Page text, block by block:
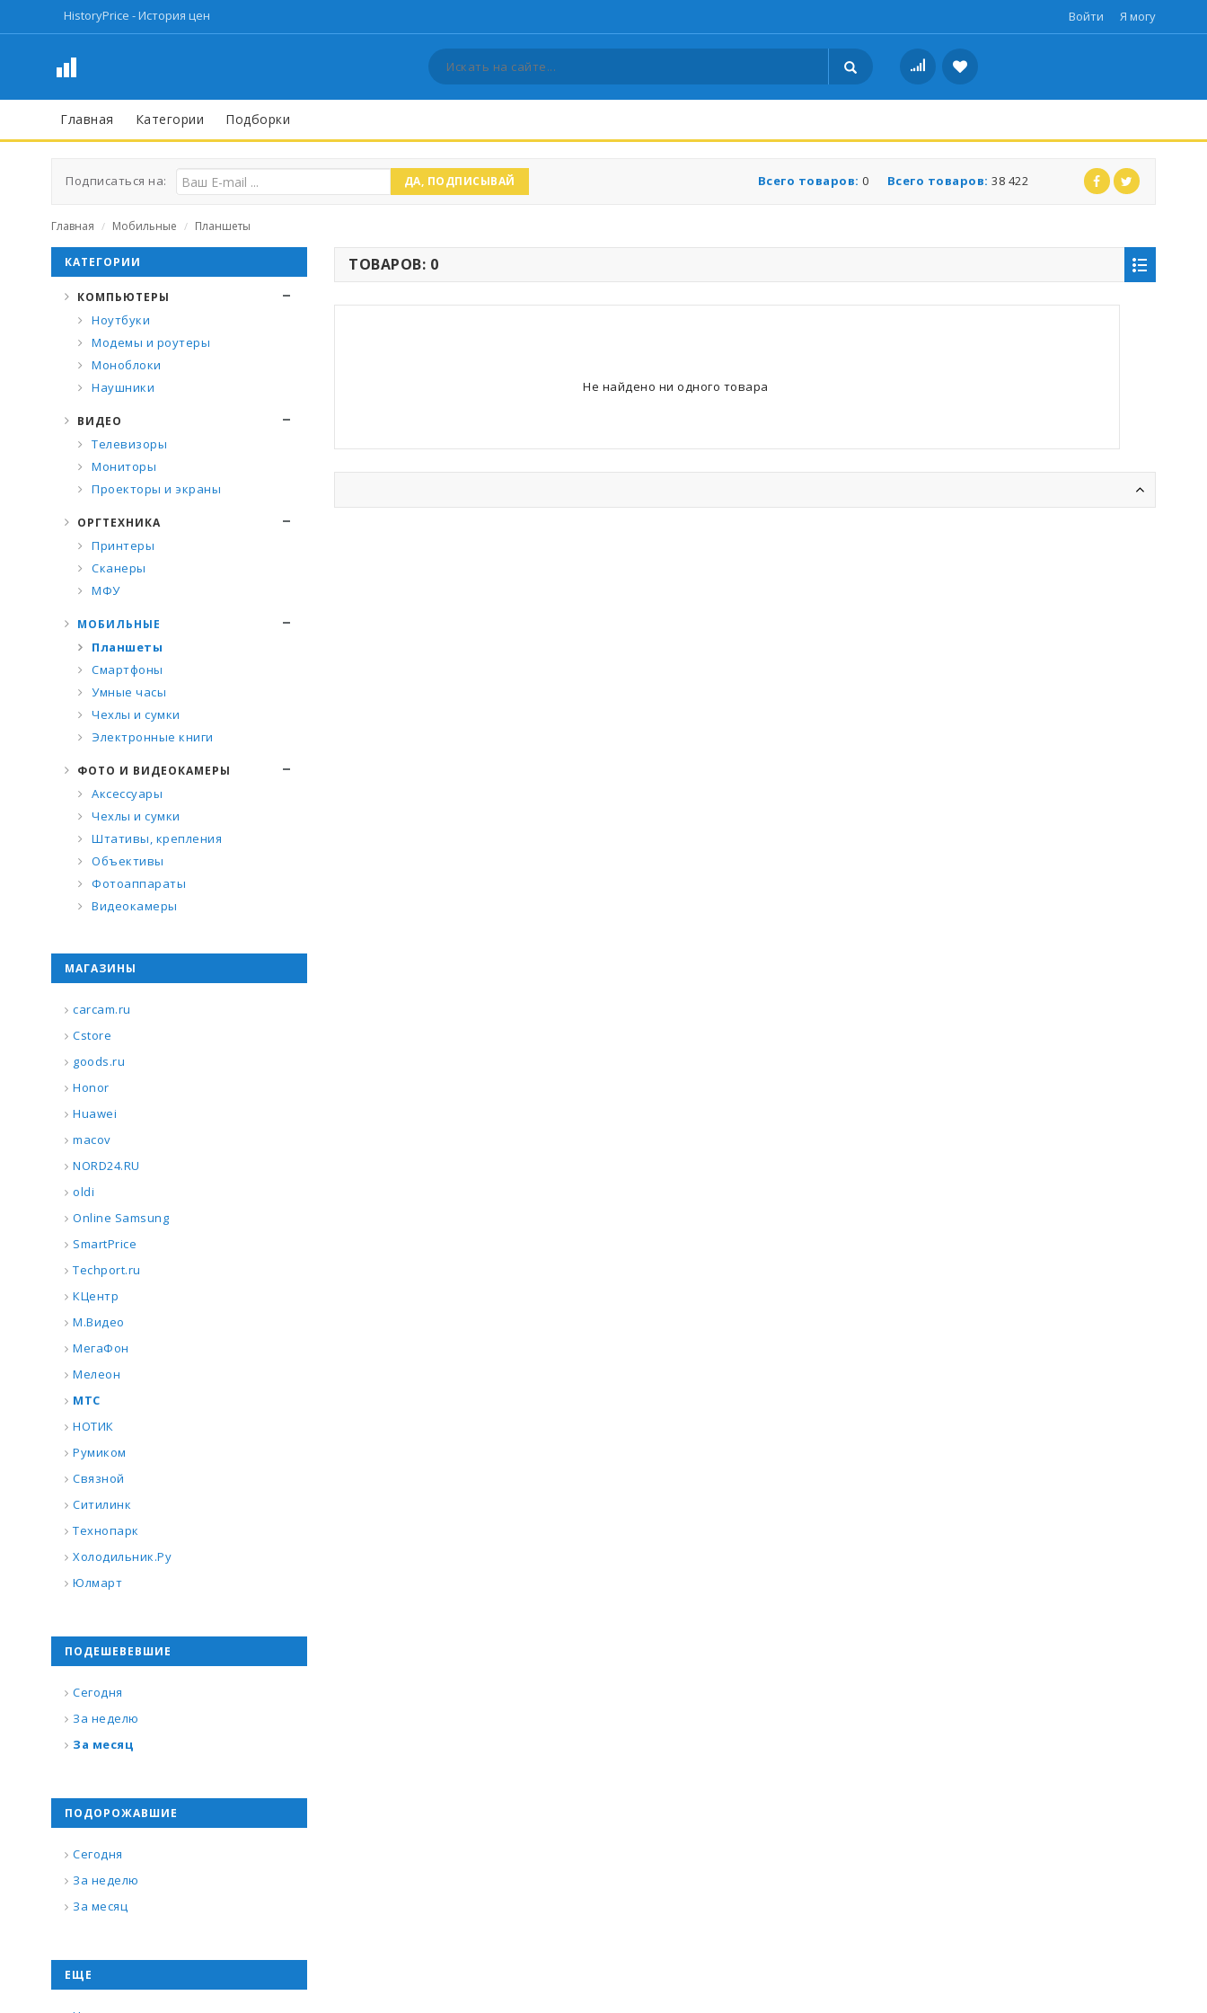
HistoryPrice - История цен Войти Я могу
Главная Категории Подборки
Подписаться на: ДА, ПОДПИСЫВАЙ Всего товаров: 38 422
Всего товаров: 0
Главная / Мобильные / Планшеты
ТОВАРОВ: 0
Не найдено ни одного товара
КАТЕГОРИИ
КОМПЬЮТЕРЫ
Ноутбуки
Модемы и роутеры
Моноблоки
Наушники
ВИДЕО
Телевизоры
Мониторы
Проекторы и экраны
ОРГТЕХНИКА
Принтеры
Сканеры
МФУ
МОБИЛЬНЫЕ
Планшеты
Смартфоны
Умные часы
Чехлы и сумки
Электронные книги
ФОТО И ВИДЕОКАМЕРЫ
Аксессуары
Чехлы и сумки
Штативы, крепления
Объективы
Фотоаппараты
Видеокамеры
МАГАЗИНЫ
carcam.ru
Cstore
goods.ru
Honor
Huawei
macov
NORD24.RU
oldi
Online Samsung
SmartPrice
Techport.ru
КЦентр
М.Видео
МегаФон
Мелеон
МТС
НОТИК
Румиком
Связной
Ситилинк
Технопарк
Холодильник.Ру
Юлмарт
ПОДЕШЕВЕВШИЕ
Сегодня
За неделю
За месяц
ПОДОРОЖАВШИЕ
Сегодня
За неделю
За месяц
ЕЩЕ